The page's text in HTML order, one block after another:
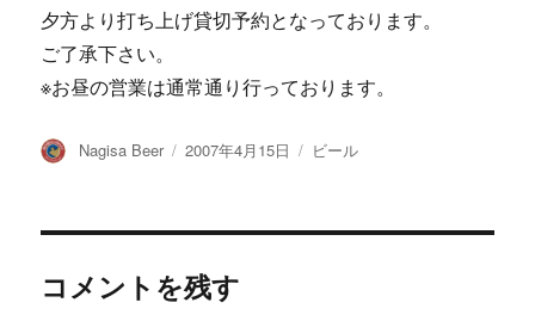
夕方より打ち上げ貸切予約となっております。
ご了承下さい。
※お昼の営業は通常通り行っております。
投
Nagisa Beer
投
2007年4月15日
カ
ビール
コメントを残す